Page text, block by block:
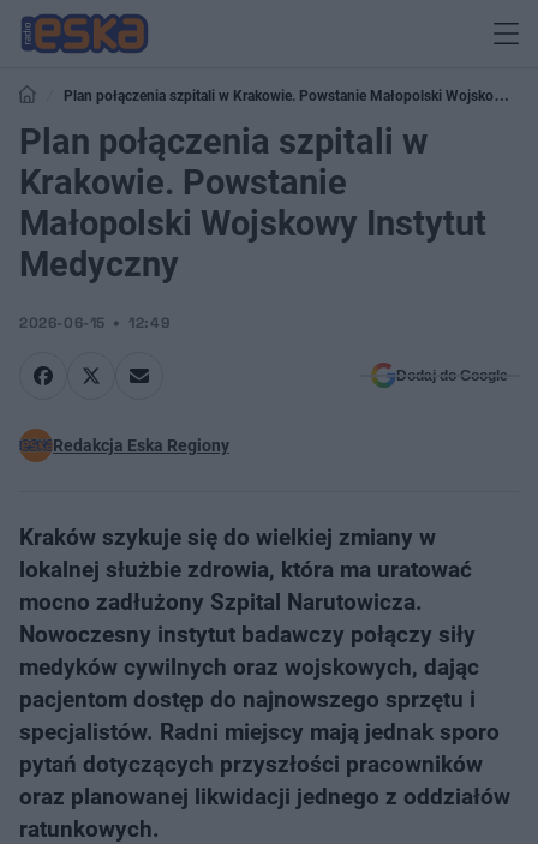
Plan połączenia szpitali w Krakowie. Powstanie Małopolski Wojskowy
Instytut Medyczny
Plan połączenia szpitali w
Krakowie. Powstanie
Małopolski Wojskowy Instytut
Medyczny
2026-06-15 12:49
Dodaj do Google
Redakcja Eska Regiony
Kraków szykuje się do wielkiej zmiany w
lokalnej służbie zdrowia, która ma uratować
mocno zadłużony Szpital Narutowicza.
Nowoczesny instytut badawczy połączy siły
medyków cywilnych oraz wojskowych, dając
pacjentom dostęp do najnowszego sprzętu i
specjalistów. Radni miejscy mają jednak sporo
pytań dotyczących przyszłości pracowników
oraz planowanej likwidacji jednego z oddziałów
ratunkowych.